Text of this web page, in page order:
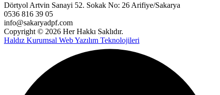
Dörtyol Artvin Sanayi 52. Sokak No: 26 Arifiye/Sakarya
0536 816 39 05
info@sakaryadpf.com
Copyright © 2026 Her Hakkı Saklıdır.
Haldız Kurumsal Web Yazılım Teknolojileri